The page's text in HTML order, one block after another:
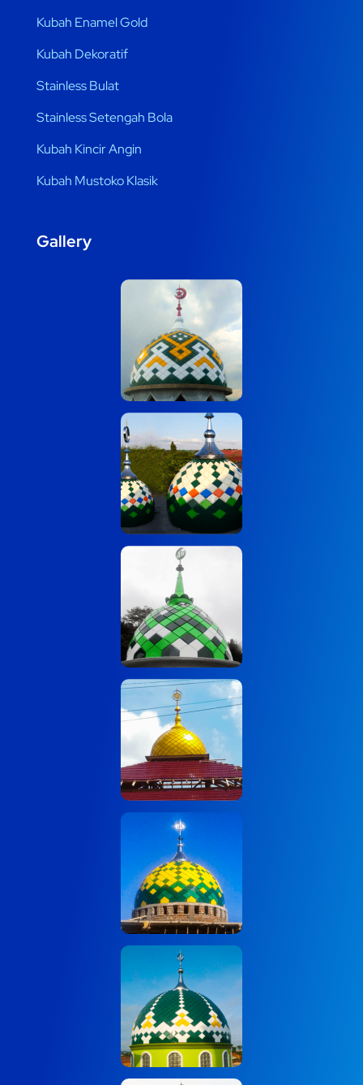
Kubah Enamel Gold
Kubah Dekoratif
Stainless Bulat
Stainless Setengah Bola
Kubah Kincir Angin
Kubah Mustoko Klasik
Gallery